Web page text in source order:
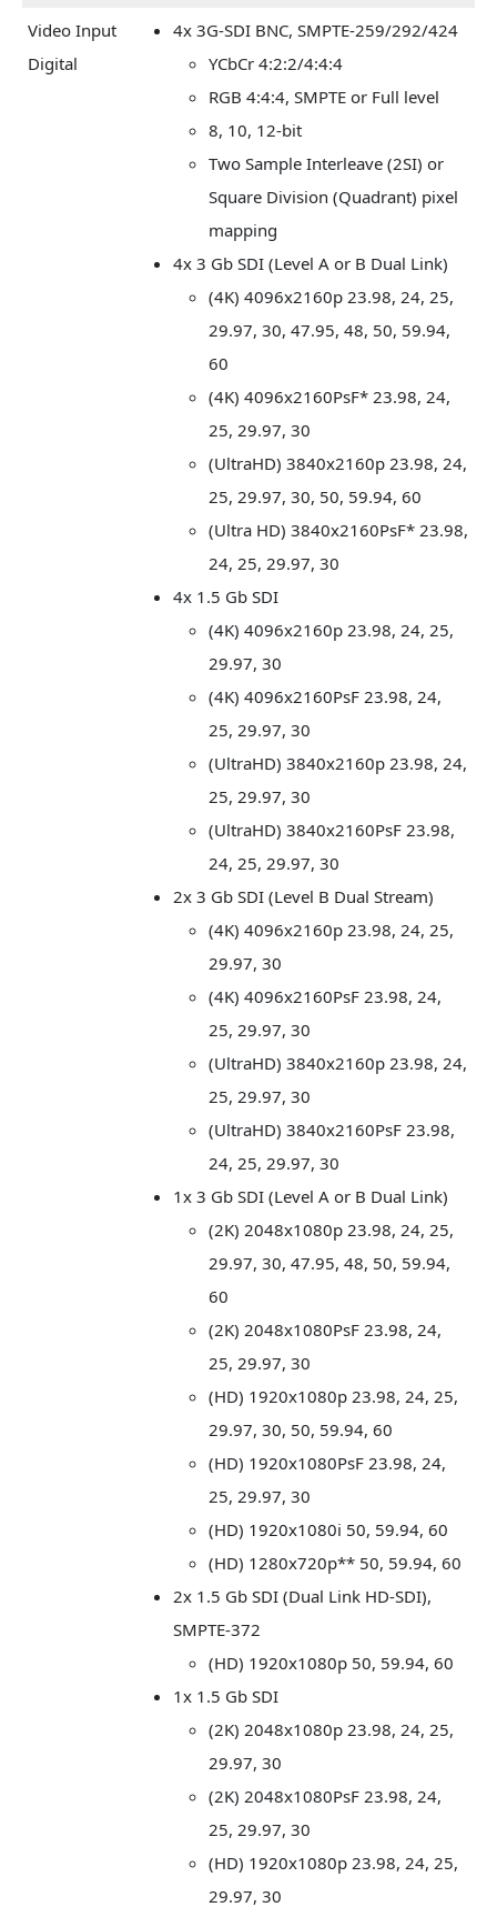
Video Input
Digital
4x 3G-SDI BNC, SMPTE-259/292/424
YCbCr 4:2:2/4:4:4
RGB 4:4:4, SMPTE or Full level
8, 10, 12-bit
Two Sample Interleave (2SI) or
Square Division (Quadrant) pixel
mapping
4x 3 Gb SDI (Level A or B Dual Link)
(4K) 4096x2160p 23.98, 24, 25,
29.97, 30, 47.95, 48, 50, 59.94,
60
(4K) 4096x2160PsF* 23.98, 24,
25, 29.97, 30
(UltraHD) 3840x2160p 23.98, 24,
25, 29.97, 30, 50, 59.94, 60
(Ultra HD) 3840x2160PsF* 23.98,
24, 25, 29.97, 30
4x 1.5 Gb SDI
(4K) 4096x2160p 23.98, 24, 25,
29.97, 30
(4K) 4096x2160PsF 23.98, 24,
25, 29.97, 30
(UltraHD) 3840x2160p 23.98, 24,
25, 29.97, 30
(UltraHD) 3840x2160PsF 23.98,
24, 25, 29.97, 30
2x 3 Gb SDI (Level B Dual Stream)
(4K) 4096x2160p 23.98, 24, 25,
29.97, 30
(4K) 4096x2160PsF 23.98, 24,
25, 29.97, 30
(UltraHD) 3840x2160p 23.98, 24,
25, 29.97, 30
(UltraHD) 3840x2160PsF 23.98,
24, 25, 29.97, 30
1x 3 Gb SDI (Level A or B Dual Link)
(2K) 2048x1080p 23.98, 24, 25,
29.97, 30, 47.95, 48, 50, 59.94,
60
(2K) 2048x1080PsF 23.98, 24,
25, 29.97, 30
(HD) 1920x1080p 23.98, 24, 25,
29.97, 30, 50, 59.94, 60
(HD) 1920x1080PsF 23.98, 24,
25, 29.97, 30
(HD) 1920x1080i 50, 59.94, 60
(HD) 1280x720p** 50, 59.94, 60
2x 1.5 Gb SDI (Dual Link HD-SDI),
SMPTE-372
(HD) 1920x1080p 50, 59.94, 60
1x 1.5 Gb SDI
(2K) 2048x1080p 23.98, 24, 25,
29.97, 30
(2K) 2048x1080PsF 23.98, 24,
25, 29.97, 30
(HD) 1920x1080p 23.98, 24, 25,
29.97, 30